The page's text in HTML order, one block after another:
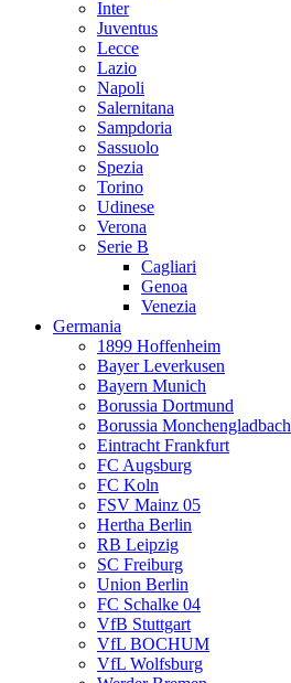
Inter
Juventus
Lecce
Lazio
Napoli
Salernitana
Sampdoria
Sassuolo
Spezia
Torino
Udinese
Verona
Serie B
Cagliari
Genoa
Venezia
Germania
1899 Hoffenheim
Bayer Leverkusen
Bayern Munich
Borussia Dortmund
Borussia Monchengladbach
Eintracht Frankfurt
FC Augsburg
FC Koln
FSV Mainz 05
Hertha Berlin
RB Leipzig
SC Freiburg
Union Berlin
FC Schalke 04
VfB Stuttgart
VfL BOCHUM
VfL Wolfsburg